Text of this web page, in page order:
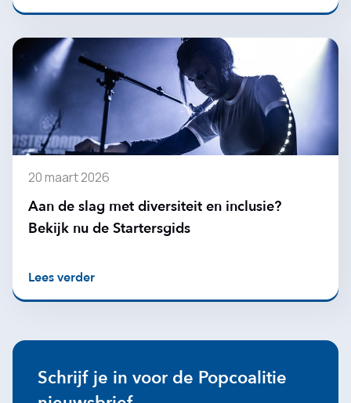
20 maart 2026
Aan de slag met diversiteit en inclusie?
Bekijk nu de Startersgids
Lees verder
Schrijf je in voor de Popcoalitie